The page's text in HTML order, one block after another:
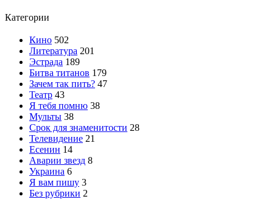
Категории
Кино 502
Литература 201
Эстрада 189
Битва титанов 179
Зачем так пить? 47
Театр 43
Я тебя помню 38
Мульты 38
Срок для знаменитости 28
Телевидение 21
Есенин 14
Аварии звезд 8
Украина 6
Я вам пишу 3
Без рубрики 2